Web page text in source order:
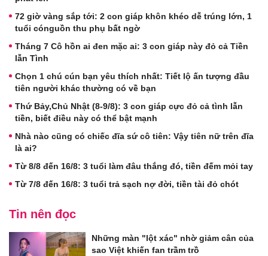
72 giờ vàng sắp tới: 2 con giáp khôn khéo dễ trúng lớn, 1
tuổi cónguồn thu phụ bất ngờ
Tháng 7 Cô hồn ai đen mặc ai: 3 con giáp này đỏ cả Tiền
lẫn Tình
Chọn 1 chú cún bạn yêu thích nhất: Tiết lộ ấn tượng đầu
tiên người khác thường có về bạn
Thứ Bảy,Chủ Nhật (8-9/8): 3 con giáp cực đỏ cả tình lẫn
tiền, biết điều này có thể bật mạnh
Nhà nào cũng có chiếc đĩa sứ cô tiên: Vậy tiên nữ trên đĩa
là ai?
Từ 8/8 đến 16/8: 3 tuổi làm đâu thắng đó, tiền đếm mỏi tay
Từ 7/8 đến 16/8: 3 tuổi trả sạch nợ đời, tiền tài đỏ chót
Tin nên đọc
Những màn "lột xác" nhờ giảm cân của
sao Việt khiến fan trầm trồ